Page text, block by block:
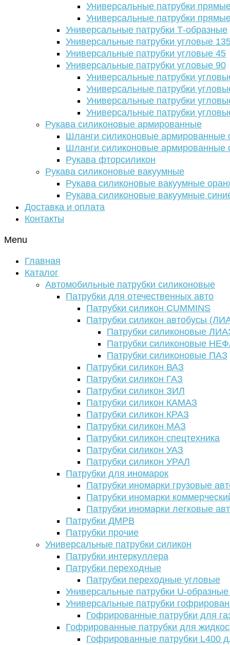
Универсальные патрубки
Универсальные патрубки
Универсальные патрубки Т-образные
Универсальные патрубки угловые
Универсальные патрубки угловые 45
Универсальные патрубки угловые 90
Универсальные патрубки
Универсальные патрубки
Универсальные патрубки
Универсальные патрубки
Рукава силиконовые армированные
Шланги силиконовые армированные
Шланги силиконовые армированные
Рукава фторсиликон
Рукава силиконовые вакуумные
Рукава силиконовые вакуумные
Рукава силиконовые вакуумные
Доставка и оплата
Контакты
Menu
Главная
Каталог
Автомобильные патрубки силиконовые
Патрубки для отечественных авто
Патрубки силикон CUMMINS
Патрубки силикон автобусы
Патрубки силиконовые
Патрубки силиконовые
Патрубки силиконовые ПАЗ
Патрубки силикон ВАЗ
Патрубки силикон ГАЗ
Патрубки силикон ЗИЛ
Патрубки силикон КАМАЗ
Патрубки силикон КРАЗ
Патрубки силикон МАЗ
Патрубки силикон спецтехника
Патрубки силикон УАЗ
Патрубки силикон УРАЛ
Патрубки для иномарок
Патрубки иномарки грузовые
Патрубки иномарки
Патрубки иномарки легковые
Патрубки ДМРВ
Патрубки прочие
Универсальные патрубки силикон
Патрубки интеркуллера
Патрубки переходные
Патрубки переходные угловые
Универсальные патрубки U-
Универсальные патрубки
Гофрированные патрубки для
Гофрированные патрубки для
Гофрированные патрубки L400